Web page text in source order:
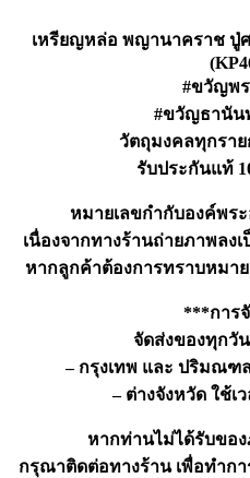
เหรียญหล่อ พญานาคราช ปู่
#ขวัญพร
#ขวัญธานัน
วัตถุมงคลทุกรา
รับประกันแท้
หมายเลขกำกับองค์พร
เนื่องจากทางร้านถ่ายภาพลง
หากลูกค้าต้องการทราบหมา
***การ
จัดส่งของทุกวั
– กรุงเทพ และ ปริมณฑ
– ต่างจังหวัด ใช้เ
หากท่านไม่ได้รับขอ
กรุณาติดต่อทางร้าน เพื่อทำก